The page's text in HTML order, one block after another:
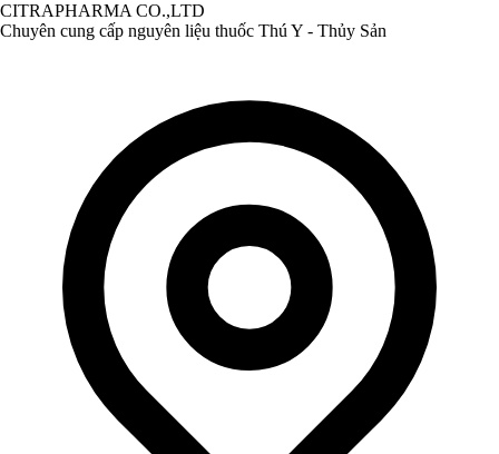
CITRAPHARMA CO.,LTD
Chuyên cung cấp nguyên liệu thuốc Thú Y - Thủy Sản